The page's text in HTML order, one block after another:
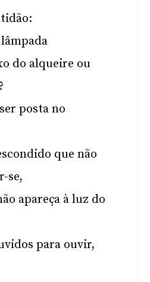
do alqueire ou
posta no
que não
se,
apareça à luz do
para ouvir,